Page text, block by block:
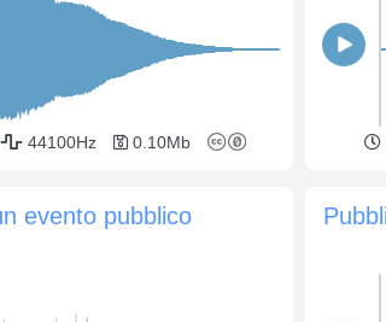
44100Hz 0.10Mb
evento pubblico